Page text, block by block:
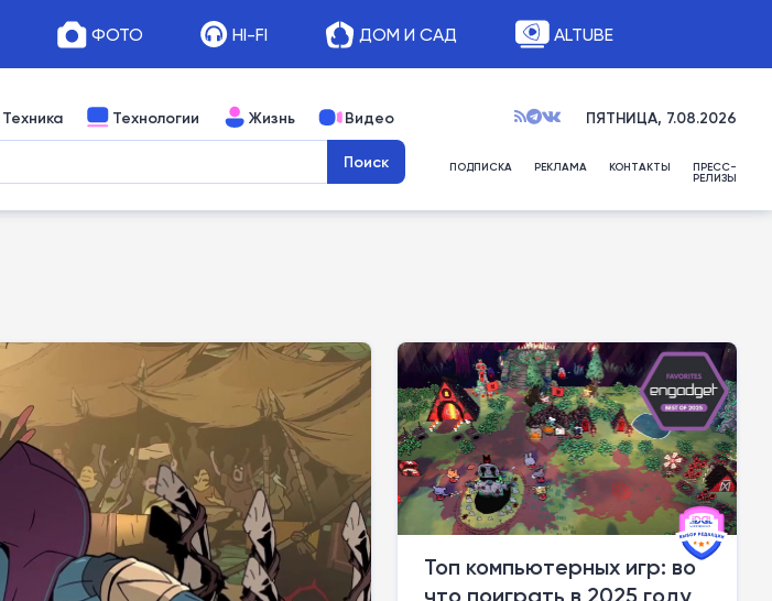
ФОТО HI-FI ДОМ И САД ALTUBE
Техника Технологии Жизнь Видео ПЯТНИЦА, 7.08.2026
ПОДПИСКА РЕКЛАМА КОНТАКТЫ ПРЕСС-
РЕЛИЗЫ
Топ компьютерных игр: во
что поиграть в 2025 году